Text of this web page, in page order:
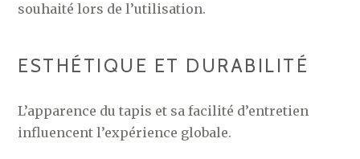
souhaité lors de l’utilisation.
ESTHÉTIQUE ET DURABILITÉ
L’apparence du tapis et sa facilité d’entretien
influencent l’expérience globale.